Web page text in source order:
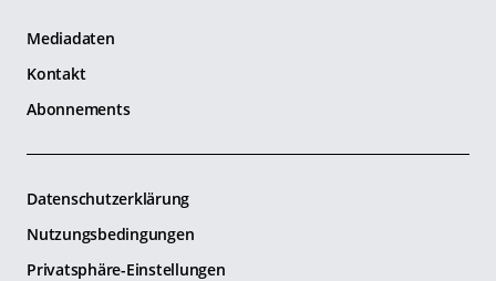
Mediadaten
Kontakt
Abonnements
Datenschutzerklärung
Nutzungsbedingungen
Privatsphäre-Einstellungen